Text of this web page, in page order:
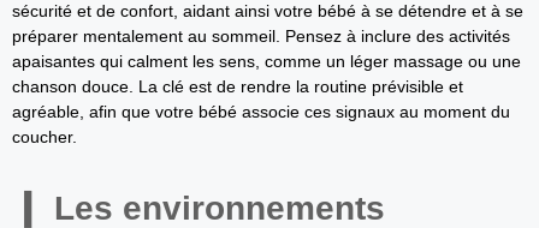
sécurité et de confort, aidant ainsi votre bébé à se détendre et à se
préparer mentalement au sommeil. Pensez à inclure des activités
apaisantes qui calment les sens, comme un léger massage ou une
chanson douce. La clé est de rendre la routine prévisible et
agréable, afin que votre bébé associe ces signaux au moment du
coucher.
Les environnements